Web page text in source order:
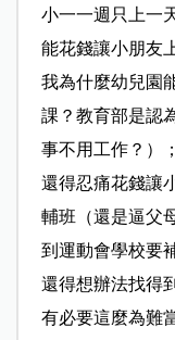
小一一週只上一
能花錢讓小朋友
我為什麼幼兒園
課？教育部是認
事不用工作？）
還得忍痛花錢讓
輔班（還是逼父
到運動會學校要
還得想辦法找得
有必要這麼為難